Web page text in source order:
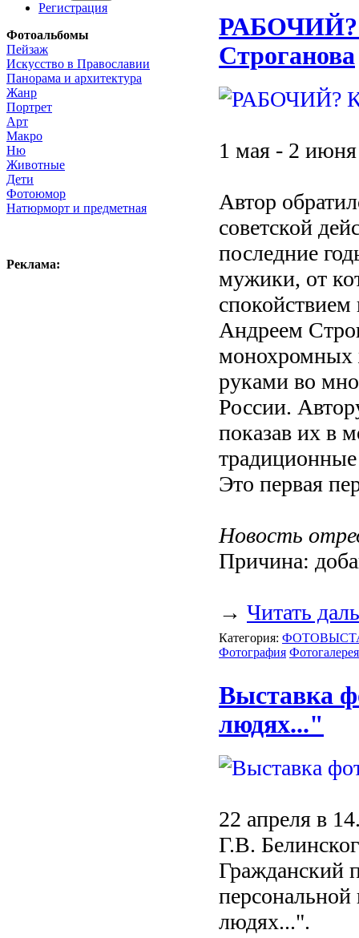
Регистрация
Фотоальбомы
Пейзаж
Искусство в Православии
Панорама и архитектура
Жанр
Портрет
Арт
Макро
Ню
Животные
Дети
Фотоюмор
Натюрморт и предметная
Реклама:
РАБОЧИЙ?
Строганова
1 мая - 2 июня
Автор
советской
последние
мужики, от
спокойствием
Андреем
монохромных
руками во
России.
показав их в
Это первая
Новость
Причина:
→ Читать
Категория:
Фотография Фотогалерея
Выставка
людях..."
22 апреля в
Г.В.
Гражданский
людях...".